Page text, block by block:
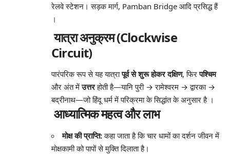
रेलवे स्टेशन। सड़क मार्ग, Pamban Bridge आदि प्रसिद्ध हैं
।
यात्रा अनुक्रम (Clockwise
Circuit)
पारंपरिक रूप से यह यात्रापूर्व से शुरू होकर दक्षिण, फिरपश्चिम
और अंत मेंउत्तरहोती है—यानि पुरी → रामेश्वरम → द्वारका →
बद्रीनाथ—जो हिंदू धर्म में परिक्रमा के सिद्धांत के अनुसार है।
आध्यात्मिक महत्व और लाभ
मोक्ष की प्राप्ति:कहा जाता है कि चार धामों का दर्शन जीवन में
मोक्षकामी को पापों से मुक्ति दिलाता है।